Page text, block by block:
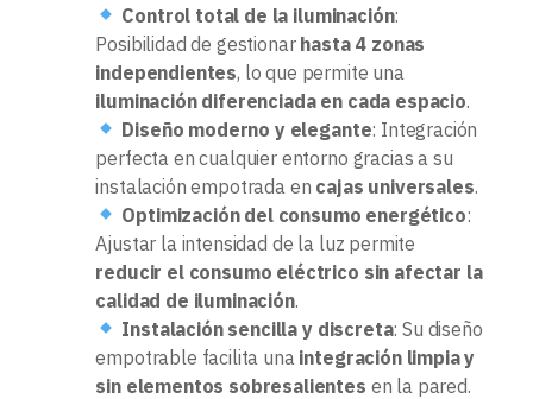
Control total de la iluminación:
Posibilidad de gestionar hasta 4 zonas
independientes, lo que permite una
iluminación diferenciada en cada espacio.
Diseño moderno y elegante: Integración
perfecta en cualquier entorno gracias a su
instalación empotrada en cajas universales.
Optimización del consumo energético:
Ajustar la intensidad de la luz permite
reducir el consumo eléctrico sin afectar la
calidad de iluminación.
Instalación sencilla y discreta: Su diseño
empotrable facilita una integración limpia y
sin elementos sobresalientes en la pared.